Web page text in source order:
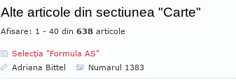
Alte articole din sectiunea "Carte"
Afisare: 1 - 40 din 638 articole
Selecţia "Formula AS"
Adriana Bittel
Numarul 1383